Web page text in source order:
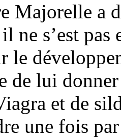
Majorelle a
ne s’est
le
de lui
et de
une fois